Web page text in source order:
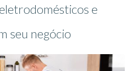
e
seu negócio